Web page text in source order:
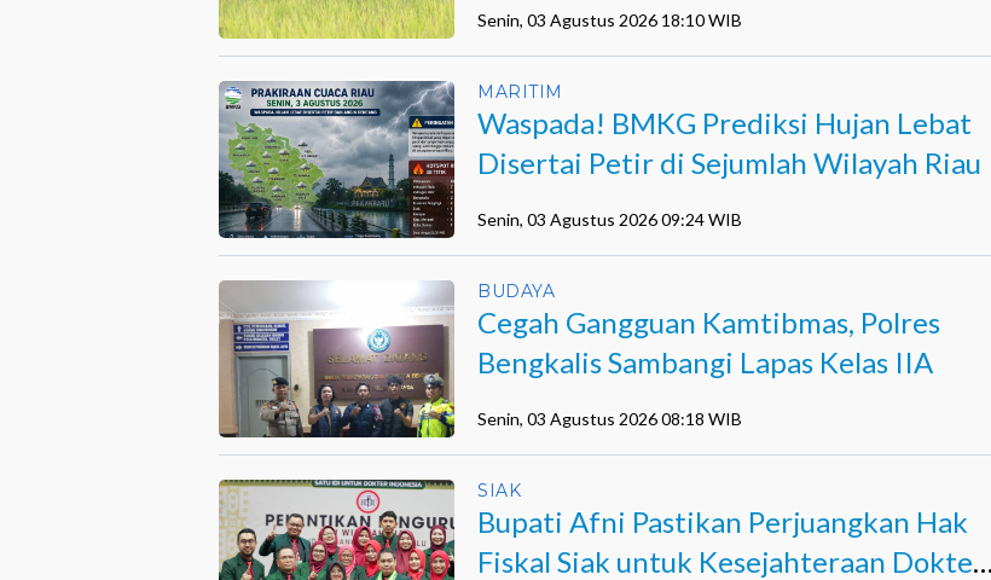
Senin, 03 Agustus 2026 18:10 WIB
MARITIM
Waspada! BMKG Prediksi Hujan Lebat
Disertai Petir di Sejumlah Wilayah Riau
Senin, 03 Agustus 2026 09:24 WIB
BUDAYA
Cegah Gangguan Kamtibmas, Polres
Bengkalis Sambangi Lapas Kelas IIA
Senin, 03 Agustus 2026 08:18 WIB
SIAK
Bupati Afni Pastikan Perjuangkan Hak
Fiskal Siak untuk Kesejahteraan Dokter